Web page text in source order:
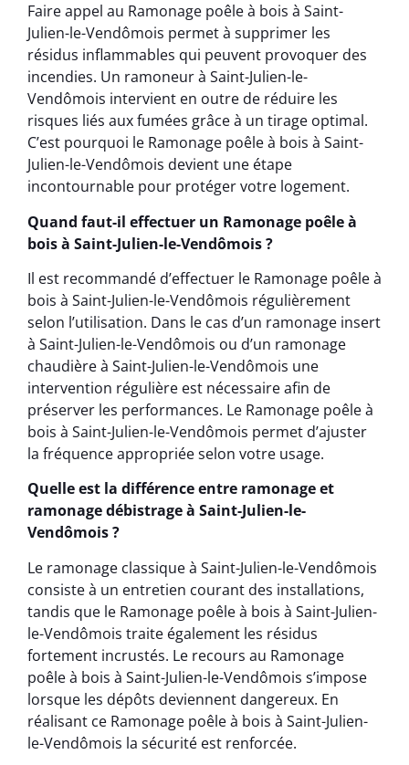
Faire appel au Ramonage poêle à bois à Saint-
Julien-le-Vendômois permet à supprimer les
résidus inflammables qui peuvent provoquer des
incendies. Un ramoneur à Saint-Julien-le-
Vendômois intervient en outre de réduire les
risques liés aux fumées grâce à un tirage optimal.
C’est pourquoi le Ramonage poêle à bois à Saint-
Julien-le-Vendômois devient une étape
incontournable pour protéger votre logement.
Quand faut-il effectuer un Ramonage poêle à
bois à Saint-Julien-le-Vendômois ?
Il est recommandé d’effectuer le Ramonage poêle à
bois à Saint-Julien-le-Vendômois régulièrement
selon l’utilisation. Dans le cas d’un ramonage insert
à Saint-Julien-le-Vendômois ou d’un ramonage
chaudière à Saint-Julien-le-Vendômois une
intervention régulière est nécessaire afin de
préserver les performances. Le Ramonage poêle à
bois à Saint-Julien-le-Vendômois permet d’ajuster
la fréquence appropriée selon votre usage.
Quelle est la différence entre ramonage et
ramonage débistrage à Saint-Julien-le-
Vendômois ?
Le ramonage classique à Saint-Julien-le-Vendômois
consiste à un entretien courant des installations,
tandis que le Ramonage poêle à bois à Saint-Julien-
le-Vendômois traite également les résidus
fortement incrustés. Le recours au Ramonage
poêle à bois à Saint-Julien-le-Vendômois s’impose
lorsque les dépôts deviennent dangereux. En
réalisant ce Ramonage poêle à bois à Saint-Julien-
le-Vendômois la sécurité est renforcée.